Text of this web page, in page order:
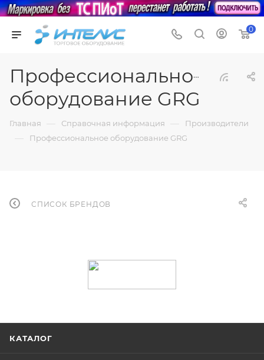
0
Профессиональное
оборудование GRG
Главная — Справочная информация — Производители
— Профессиональное оборудование GRG
СПИСОК БРЕНДОВ
КАТАЛОГ